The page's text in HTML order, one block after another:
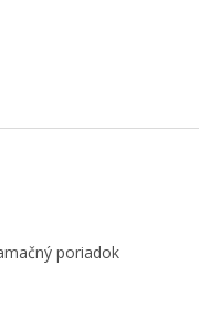
poriadok